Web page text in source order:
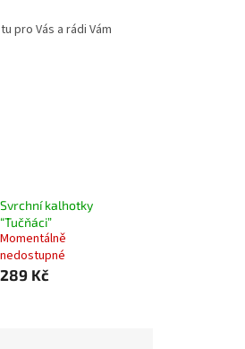
pro Vás a rádi Vám
Svrchní kalhotky
“Tučňáci”
Momentálně
nedostupné
289 Kč